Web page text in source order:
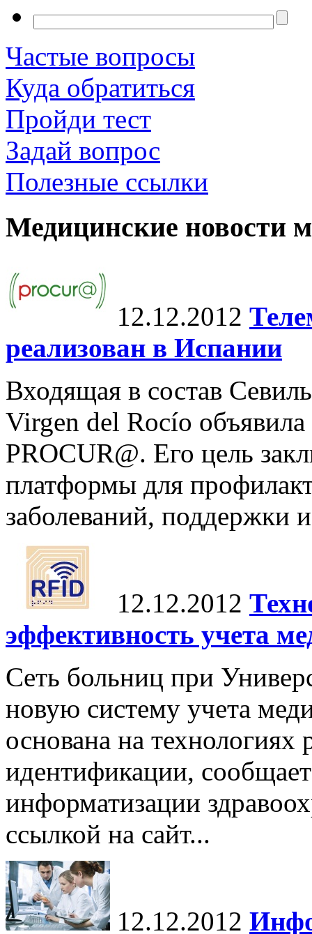
Частые вопросы
Куда обратиться
Пройди тест
Задай вопрос
Полезные ссылки
Медицинские новости
12.12.2012
реализован в Испании
Входящая в состав
Virgen del Rocío объявила
PROCUR@. Его цель
платформы для
заболеваний, поддержки
12.12.2012
эффективность учета
Сеть больниц при
новую систему учета
основана на технологиях
идентификации,
информатизации
ссылкой на сайт...
12.12.2012